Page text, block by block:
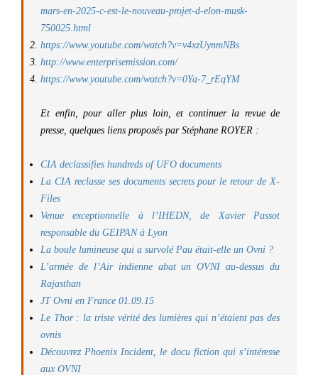
mars-en-2025-c-est-le-nouveau-projet-d-elon-musk-
750025.html
https://www.youtube.com/watch?v=v4xzUynmNBs
http://www.enterprisemission.com/
https://www.youtube.com/watch?v=0Ya-7_rEqYM
Et enfin, pour aller plus loin, et continuer la revue de
presse, quelques liens proposés parStéphane ROYER :
CIA declassifies hundreds of UFO documents
La CIA reclasse ses documents secrets pour le retour de X-
Files
Venue exceptionnelle à l’IHEDN, de Xavier Passot
responsable du GEIPAN à Lyon
La boule lumineuse qui a survolé Pau était-elle un Ovni ?
L’armée de l’Air indienne abat un OVNI au-dessus du
Rajasthan
JT Ovni en France 01.09.15
Le Thor : la triste vérité des lumières qui n’étaient pas des
ovnis
Découvrez Phoenix Incident, le docu fiction qui s’intéresse
aux OVNI